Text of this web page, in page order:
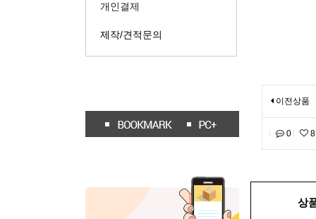
개인결제
제작/견적문의
이전상품
0 8
상